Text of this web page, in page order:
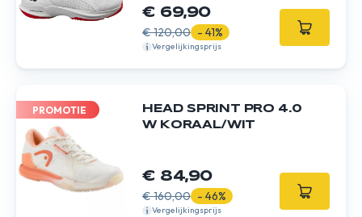
€ 69,90
€ 120,00 - 41%
Vergelijkingsprijs
PROMOTIE
HEAD SPRINT PRO 4.0
W KORAAL/WIT
€ 84,90
€ 160,00 - 46%
Vergelijkingsprijs